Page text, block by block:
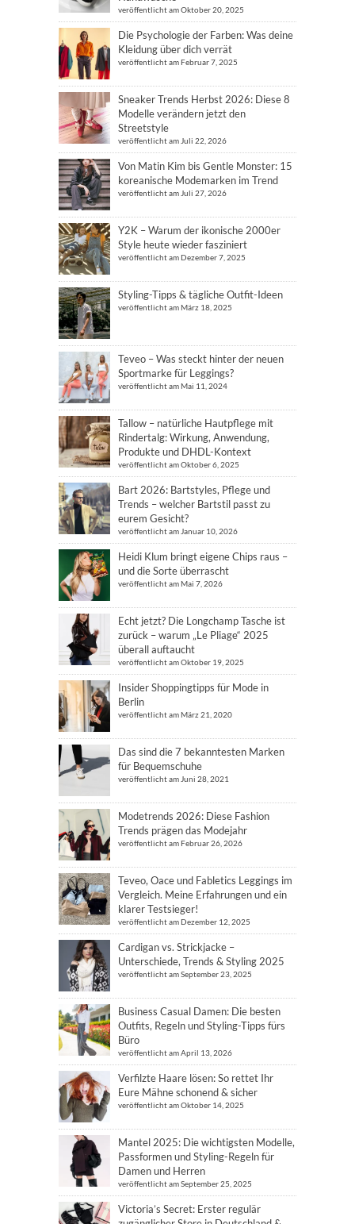
veröffentlicht am Oktober 20, 2025
Die Psychologie der Farben: Was deine
Kleidung über dich verrät
veröffentlicht am Februar 7, 2025
Sneaker Trends Herbst 2026: Diese 8
Modelle verändern jetzt den
Streetstyle
veröffentlicht am Juli 22, 2026
Von Matin Kim bis Gentle Monster: 15
koreanische Modemarken im Trend
veröffentlicht am Juli 27, 2026
Y2K – Warum der ikonische 2000er
Style heute wieder fasziniert
veröffentlicht am Dezember 7, 2025
Styling-Tipps & tägliche Outfit-Ideen
veröffentlicht am März 18, 2025
Teveo – Was steckt hinter der neuen
Sportmarke für Leggings?
veröffentlicht am Mai 11, 2024
Tallow – natürliche Hautpflege mit
Rindertalg: Wirkung, Anwendung,
Produkte und DHDL-Kontext
veröffentlicht am Oktober 6, 2025
Bart 2026: Bartstyles, Pflege und
Trends – welcher Bartstil passt zu
eurem Gesicht?
veröffentlicht am Januar 10, 2026
Heidi Klum bringt eigene Chips raus –
und die Sorte überrascht
veröffentlicht am Mai 7, 2026
Echt jetzt? Die Longchamp Tasche ist
zurück – warum „Le Pliage“ 2025
überall auftaucht
veröffentlicht am Oktober 19, 2025
Insider Shoppingtipps für Mode in
Berlin
veröffentlicht am März 21, 2020
Das sind die 7 bekanntesten Marken
für Bequemschuhe
veröffentlicht am Juni 28, 2021
Modetrends 2026: Diese Fashion
Trends prägen das Modejahr
veröffentlicht am Februar 26, 2026
Teveo, Oace und Fabletics Leggings im
Vergleich. Meine Erfahrungen und ein
klarer Testsieger!
veröffentlicht am Dezember 12, 2025
Cardigan vs. Strickjacke –
Unterschiede, Trends & Styling 2025
veröffentlicht am September 23, 2025
Business Casual Damen: Die besten
Outfits, Regeln und Styling-Tipps fürs
Büro
veröffentlicht am April 13, 2026
Verfilzte Haare lösen: So rettet Ihr
Eure Mähne schonend & sicher
veröffentlicht am Oktober 14, 2025
Mantel 2025: Die wichtigsten Modelle,
Passformen und Styling-Regeln für
Damen und Herren
veröffentlicht am September 25, 2025
Victoria’s Secret: Erster regulär